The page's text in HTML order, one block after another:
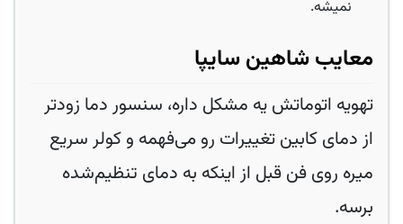
نمیشه.
معایب شاهین سایپا
تهویه اتوماتش یه مشکل داره، سنسور دما زودتر
از دمای کابین تغییرات رو می‌فهمه و کولر سریع
میره روی فن قبل از اینکه به دمای تنظیم‌شده
برسه.